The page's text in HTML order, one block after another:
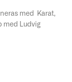
med Karat,
med Ludvig